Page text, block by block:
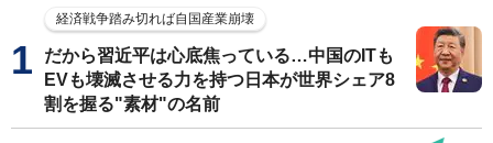
経済戦争踏み切れば自国産業崩壊
だから習近平は心底焦っている…中国のITも
EVも壊滅させる力を持つ日本が世界シェア8
割を握る"素材"の名前